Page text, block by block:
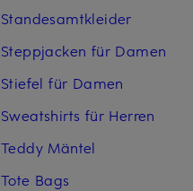
Standesamtkleider
Steppjacken für Damen
Stiefel für Damen
Sweatshirts für Herren
Teddy Mäntel
Tote Bags